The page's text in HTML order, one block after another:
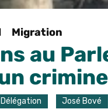
Migration
au
Délégation José Bové